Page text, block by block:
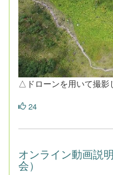
△ドローンを用いて撮影
24
オンライン動画説
会）